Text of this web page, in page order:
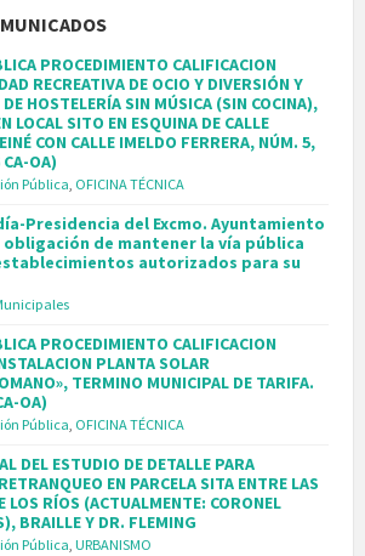
PROCEDIMIENTO CALIFICACION
RECREATIVA DE OCIO Y DIVERSIÓN Y
HOSTELERÍA SIN MÚSICA (SIN COCINA),
LOCAL SITO EN ESQUINA DE CALLE
CON CALLE IMELDO FERRERA, NÚM. 5,
OA)
Pública, OFICINA TÉCNICA
Presidencia del Excmo. Ayuntamiento
de mantener la vía pública
autorizados para su
PROCEDIMIENTO CALIFICACION
PLANTA SOLAR
TERMINO MUNICIPAL DE TARIFA.
OA)
Pública, OFICINA TÉCNICA
DEL ESTUDIO DE DETALLE PARA
EN PARCELA SITA ENTRE LAS
LOS RÍOS (ACTUALMENTE: CORONEL
BRAILLE Y DR. FLEMING
Pública, URBANISMO